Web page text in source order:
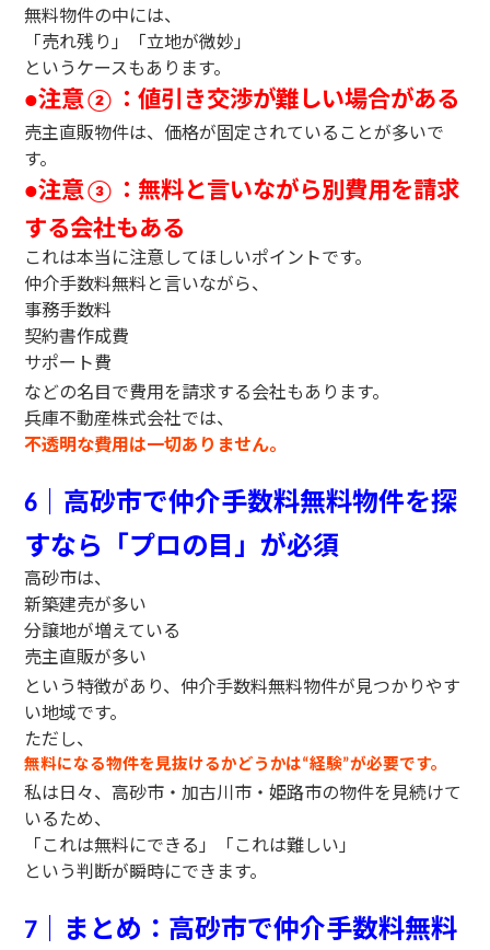
無料物件の中には、
「売れ残り」「立地が微妙」
というケースもあります。
●注意② ：値引き交渉が難しい場合がある
売主直販物件は、価格が固定されていることが多いで
す。
●注意③ ：無料と言いながら別費用を請求
する会社もある
これは本当に注意してほしいポイントです。
仲介手数料無料と言いながら、
事務手数料
契約書作成費
サポート費
などの名目で費用を請求する会社もあります。
兵庫不動産株式会社では、
不透明な費用は一切ありません。
6 ｜高砂市で仲介手数料無料物件を探
すなら「プロの目」が必須
高砂市は、
新築建売が多い
分譲地が増えている
売主直販が多い
という特徴があり、仲介手数料無料物件が見つかりやす
い地域です。
ただし、
無料になる物件を見抜けるかどうかは“経験”が必要です。
私は日々、高砂市・加古川市・姫路市の物件を見続けて
いるため、
「これは無料にできる」「これは難しい」
という判断が瞬時にできます。
7 ｜まとめ：高砂市で仲介手数料無料